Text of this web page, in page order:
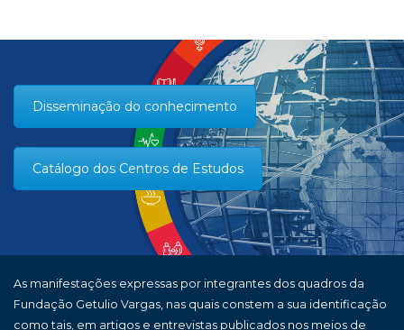
Disseminação do conhecimento
Catálogo dos Centros de Estudos
As manifestações expressas por integrantes dos quadros da
Fundação Getulio Vargas, nas quais constem a sua identificação
como tais, em artigos e entrevistas publicados nos meios de